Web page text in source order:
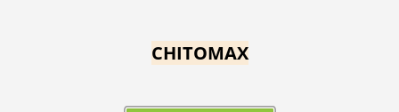
CHITOMAX